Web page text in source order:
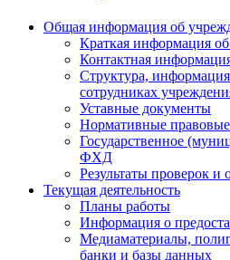
Общая информация об
Краткая информация
Контактная
Структура,
сотрудниках
Уставные документы
Нормативные
Государственное
ФХД
Результаты проверок и
Текущая деятельность
Планы работы
Информация о
Медиаматериалы,
банки и базы данных